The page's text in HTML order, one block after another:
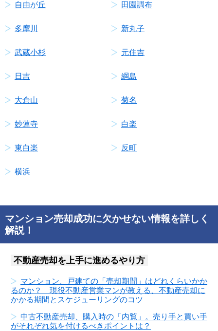
自由が丘 田園調布
多摩川 新丸子
武蔵小杉 元住吉
日吉 綱島
大倉山 菊名
妙蓮寺 白楽
東白楽 反町
横浜
マンション売却成功に欠かせない情報を詳しく
解説！
不動産売却を上手に進めるやり方
マンション、戸建ての「売却期間」はどれくらいかか
るのか？ 現役不動産営業マンが教える、不動産売却に
かかる期間とスケジューリングのコツ
中古不動産売却、購入時の「内覧」。売り手と買い手
がそれぞれ気を付けるべきポイントは？